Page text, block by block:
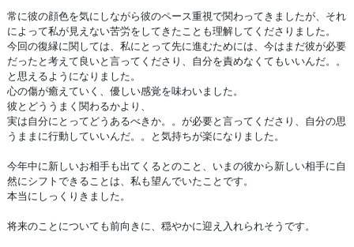
常に彼の顔色を気にしながら彼のペース重視で関わってきましたが、それ
によって私が見えない苦労をしてきたことも理解してくださりました。
今回の復縁に関しては、私にとって先に進むためには、今はまだ彼が必要
だったと考えて良いと言ってくださり、自分を責めなくてもいいんだ。。
と思えるようになりました。
心の傷が癒えていく、優しい感覚を味わいました。
彼とどううまく関わるかより、
実は自分にとってどうあるべきか。。が必要と言ってくださり、自分の思
うままに行動していいんだ。。と気持ちが楽になりました。
今年中に新しいお相手も出てくるとのこと、いまの彼から新しい相手に自
然にシフトできることは、私も望んでいたことです。
本当にしっくりきました。
将来のことについても前向きに、穏やかに迎え入れられそうです。